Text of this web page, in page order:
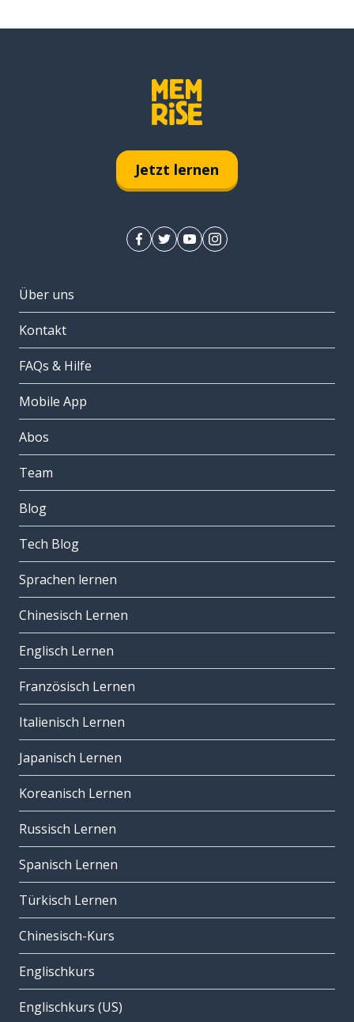
Jetzt lernen
Über uns
Kontakt
FAQs & Hilfe
Mobile App
Abos
Team
Blog
Tech Blog
Sprachen lernen
Chinesisch Lernen
Englisch Lernen
Französisch Lernen
Italienisch Lernen
Japanisch Lernen
Koreanisch Lernen
Russisch Lernen
Spanisch Lernen
Türkisch Lernen
Chinesisch-Kurs
Englischkurs
Englischkurs (US)